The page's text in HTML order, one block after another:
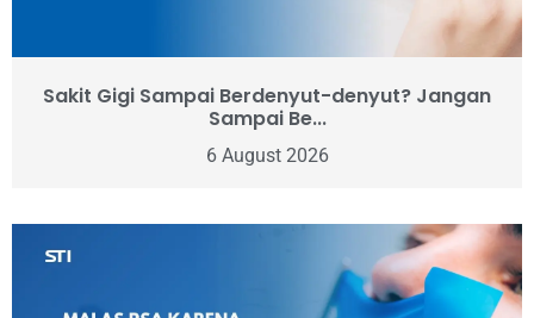
Sakit Gigi Sampai Berdenyut-denyut? Jangan
Sampai Be...
6 August 2026